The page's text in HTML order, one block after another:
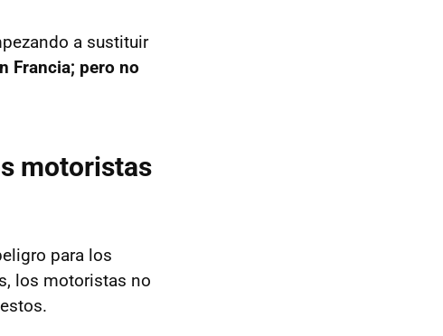
a sustituir
Francia; pero no
motoristas
para los
los motoristas no